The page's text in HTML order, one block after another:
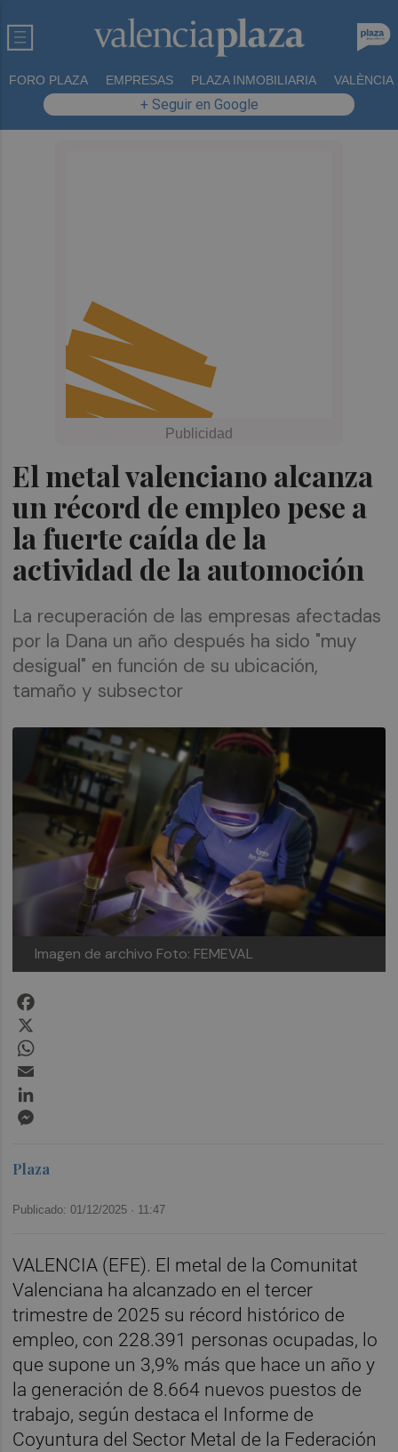
FORO PLAZA EMPRESAS PLAZA INMOBILIARIA VALÈNCIA
+ Seguir en Google
El metal valenciano alcanza
un récord de empleo pese a
la fuerte caída de la
actividad de la automoción
La recuperación de las empresas afectadas
por la Dana un año después ha sido "muy
desigual" en función de su ubicación,
tamaño y subsector
Imagen de archivo Foto: FEMEVAL
Plaza
Publicado: 01/12/2025 · 11:47
VALENCIA (EFE). El metal de la Comunitat
Valenciana ha alcanzado en el tercer
trimestre de 2025 su récord histórico de
empleo, con 228.391 personas ocupadas, lo
que supone un 3,9% más que hace un año y
la generación de 8.664 nuevos puestos de
trabajo, según destaca el Informe de
Coyuntura del Sector Metal de la Federación